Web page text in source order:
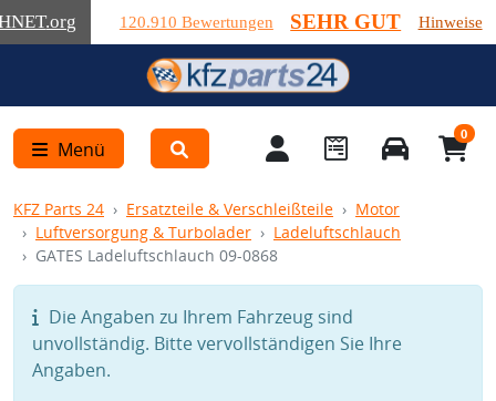
.org 120.910 Bewertungen SEHR GUT Hinweise
Menü
0
KFZ Parts 24 Ersatzteile & Verschleißteile
Motor
Luftversorgung & Turbolader
Ladeluftschlauch
GATES Ladeluftschlauch 09-0868
Die Angaben zu Ihrem Fahrzeug sind
unvollständig. Bitte vervollständigen Sie Ihre
Angaben.